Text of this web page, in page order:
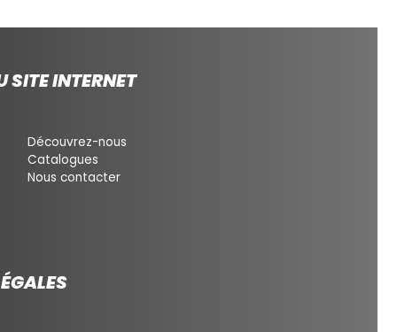
SITE INTERNET
Découvrez-nous
Catalogues
Nous contacter